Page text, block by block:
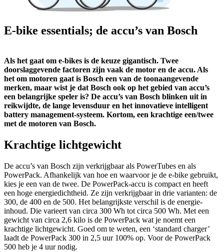
E-bike essentials; de accu’s van Bosch
Als het gaat om e-bikes is de keuze gigantisch. Twee
doorslaggevende factoren zijn vaak de motor en de accu. Als
het om motoren gaat is Bosch een van de toonaangevende
merken, maar wist je dat Bosch ook op het gebied van accu’s
een belangrijke speler is? De accu’s van Bosch blinken uit in
reikwijdte, de lange levensduur en het innovatieve intelligent
battery management-systeem. Kortom, een krachtige een/twee
met de motoren van Bosch.
Krachtige lichtgewicht
De accu’s van Bosch zijn verkrijgbaar als PowerTubes en als
PowerPack. Afhankelijk van hoe en waarvoor je de e-bike gebruikt,
kies je een van de twee. De PowerPack-accu is compact en heeft
een hoge energiedichtheid. Ze zijn verkrijgbaar in drie varianten: de
300, de 400 en de 500. Het belangrijkste verschil is de energie-
inhoud. Die varieert van circa 300 Wh tot circa 500 Wh. Met een
gewicht van circa 2,6 kilo is de PowerPack wat je noemt een
krachtige lichtgewicht. Goed om te weten, een ‘standard charger’
laadt de PowerPack 300 in 2,5 uur 100% op. Voor de PowerPack
500 heb je 4 uur nodig.